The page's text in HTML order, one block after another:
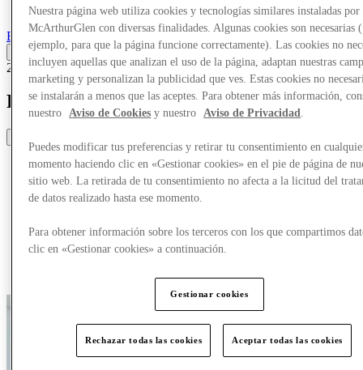
Más
Back
20/09/25
Recién llegado de Under Armour
Nuestra página web utiliza cookies y tecnologías similares instaladas por
McArthurGlen con diversas finalidades. Algunas cookies son necesarias
ejemplo, para que la página funcione correctamente). Las cookies no
incluyen aquellas que analizan el uso de la página, adaptan nuestras
marketing y personalizan la publicidad que ves. Estas cookies no
se instalarán a menos que las aceptes. Para obtener más información,
nuestro
Aviso de Cookies y nuestro Aviso de Privacidad
Puedes modificar tus preferencias y retirar tu consentimiento en
momento haciendo clic en «Gestionar cookies» en el pie de página de
sitio web. La retirada de tu consentimiento no afecta a la licitud del
de datos realizado hasta ese momento.
Para obtener información sobre los terceros con los que compartimos
clic en «Gestionar cookies» a continuación.
Gestionar cookies
Rechazar todas las cookies Aceptar todas las cookies